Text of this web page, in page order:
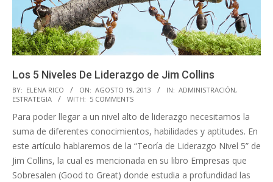
Los 5 Niveles De Liderazgo de Jim Collins
2013-
08-
19
BY: ELENA RICO ON: AGOSTO 19, 2013 IN: ADMINISTRACIÓN,
ESTRATEGIA
WITH: 5 COMMENTS
Para poder llegar a un nivel alto de liderazgo necesitamos la
suma de diferentes conocimientos, habilidades y aptitudes. En
este artículo hablaremos de la “Teoría de Liderazgo Nivel 5” de
Jim Collins, la cual es mencionada en su libro Empresas que
Sobresalen (Good to Great) donde estudia a profundidad las